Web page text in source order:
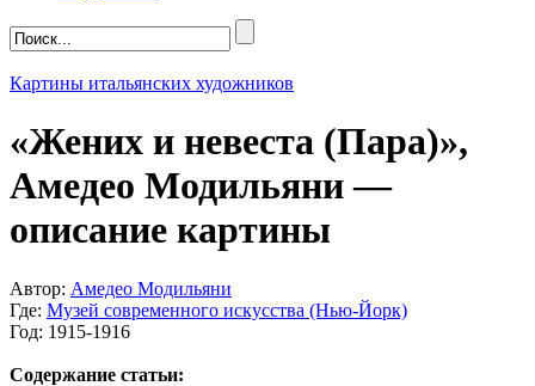
Картины итальянских художников
«Жених и невеста (Пара)»,
Амедео Модильяни —
описание картины
Автор: Амедео Модильяни
Где: Музей современного искусства (Нью-Йорк)
Год: 1915-1916
Содержание статьи: